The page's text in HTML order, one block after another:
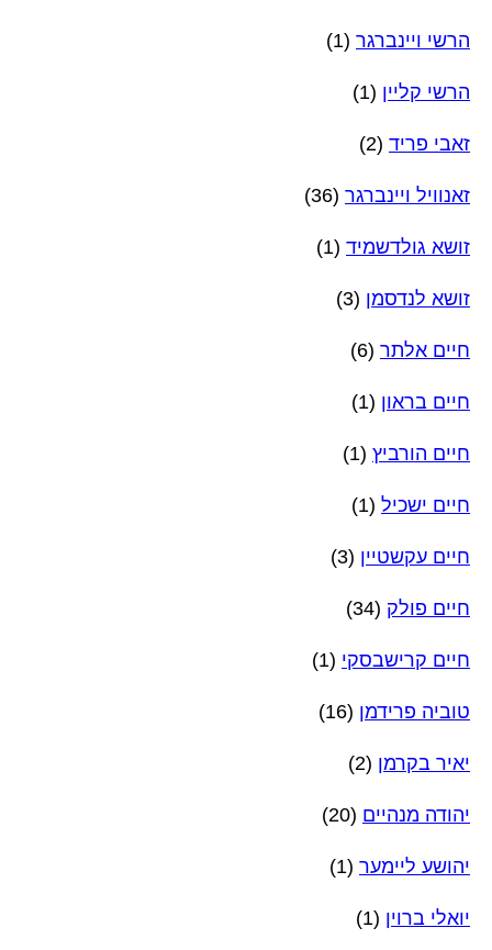
הרשי ויינברגר (1)
הרשי קליין (1)
זאבי פריד (2)
זאנוויל ויינברגר (36)
זושא גולדשמיד (1)
זושא לנדסמן (3)
חיים אלתר (6)
חיים בראון (1)
חיים הורביץ (1)
חיים ישכיל (1)
חיים עקשטיין (3)
חיים פולק (34)
חיים קרישבסקי (1)
טוביה פרידמן (16)
יאיר בקרמן (2)
יהודה מנהיים (20)
יהושע ליימער (1)
יואלי ברוין (1)